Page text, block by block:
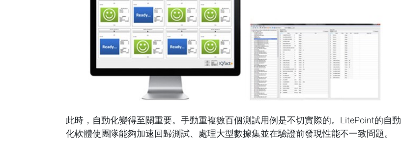
此時，自動化變得至關重要。手動重複數百個測試用例是不切實際的。LitePoint的自動
化軟體使團隊能夠加速回歸測試、處理大型數據集並在驗證前發現性能不一致問題。